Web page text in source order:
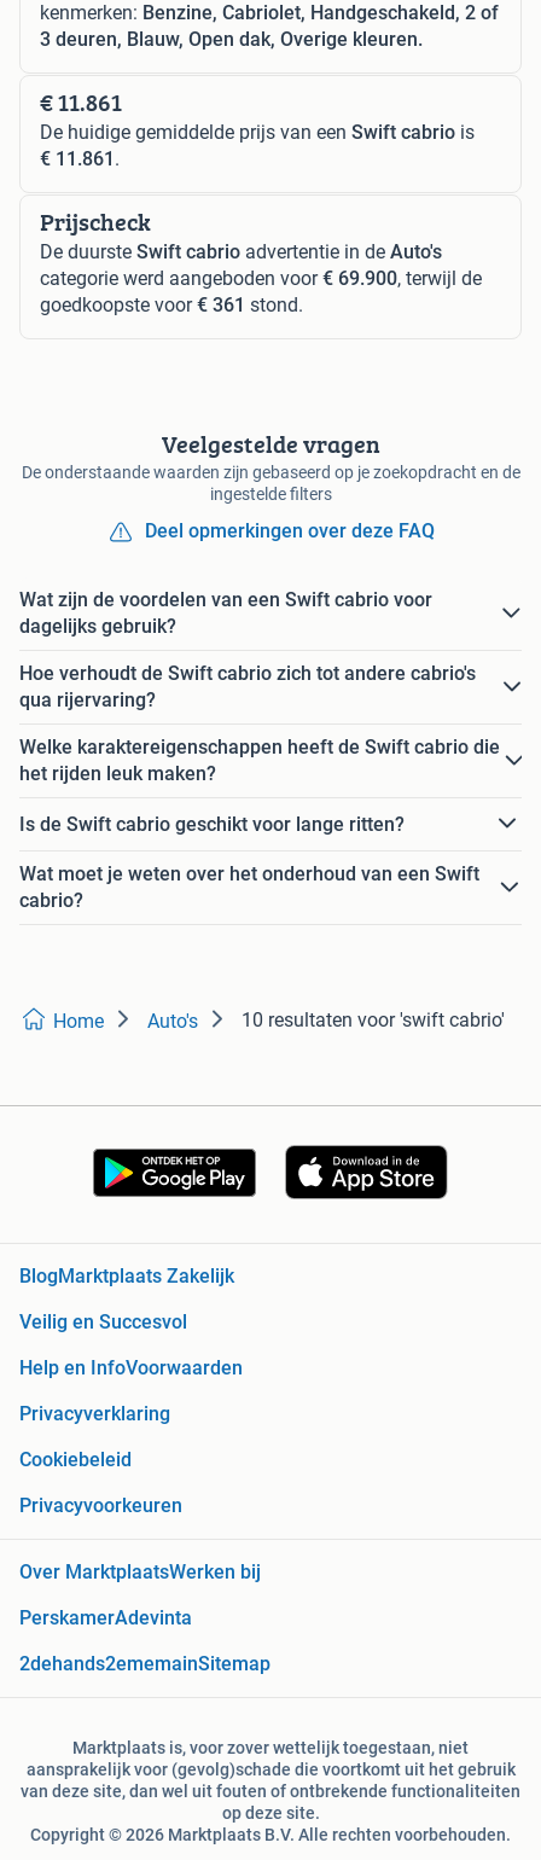
kenmerken: Benzine, Cabriolet, Handgeschakeld, 2 of
3 deuren, Blauw, Open dak, Overige kleuren.
€ 11.861
De huidige gemiddelde prijs van een Swift cabrio is
€ 11.861 .
Prijscheck
De duurste Swift cabrio advertentie in de Auto's
categorie werd aangeboden voor€ 69.900, terwijl de
goedkoopste voor€ 361 stond.
Veelgestelde vragen
De onderstaande waarden zijn gebaseerd op je zoekopdracht en de
ingestelde filters
Deel opmerkingen over deze FAQ
Wat zijn de voordelen van een Swift cabrio voor
dagelijks gebruik?
Hoe verhoudt de Swift cabrio zich tot andere cabrio's
qua rijervaring?
Welke karaktereigenschappen heeft de Swift cabrio die
het rijden leuk maken?
Is de Swift cabrio geschikt voor lange ritten?
Wat moet je weten over het onderhoud van een Swift
cabrio?
Home Auto's 10 resultaten voor 'swift cabrio'
Blog Marktplaats Zakelijk
Veilig en Succesvol
Help en InfoVoorwaarden
Privacyverklaring
Cookiebeleid
Privacyvoorkeuren
Over MarktplaatsWerken bij
PerskamerAdevinta
2dehands2ememainSitemap
Marktplaats is, voor zover wettelijk toegestaan, niet
aansprakelijk voor (gevolg)schade die voortkomt uit het gebruik
van deze site, dan wel uit fouten of ontbrekende functionaliteiten
op deze site.
Copyright © 2026 Marktplaats B.V. Alle rechten voorbehouden.